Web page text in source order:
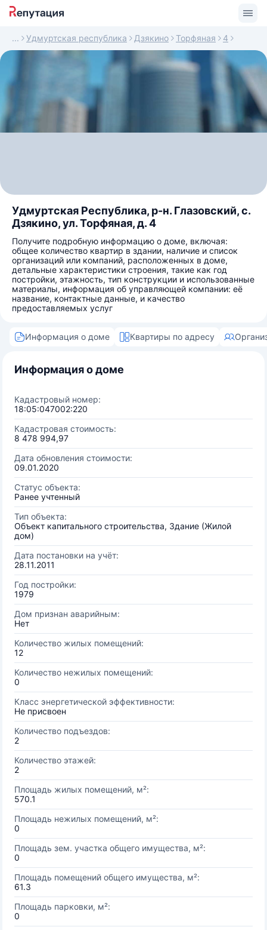
Удмуртская республика Дзякино Торфяная 4
Удмуртская Республика, р-н. Глазовский, с.
Дзякино, ул. Торфяная, д. 4
Получите подробную информацию о доме, включая:
общее количество квартир в здании, наличие и список
организаций или компаний, расположенных в доме,
детальные характеристики строения, такие как год
постройки, этажность, тип конструкции и использованные
материалы, информация об управляющей компании: её
название, контактные данные, и качество
предоставляемых услуг
Информация о доме Квартиры по адресу
Информация о доме
Кадастровый номер:
18:05:047002:220
Кадастровая стоимость:
8 478 994,97
Дата обновления стоимости:
09.01.2020
Статус объекта:
Ранее учтенный
Тип объекта:
Объект капитального строительства, Здание (Жилой
дом)
Дата постановки на учёт:
28.11.2011
Год постройки:
1979
Дом признан аварийным:
Нет
Количество жилых помещений:
12
Количество нежилых помещений:
0
Класс энергетической эффективности:
Не присвоен
Количество подъездов:
2
Количество этажей:
2
Площадь жилых помещений, м²:
570.1
Площадь нежилых помещений, м²:
0
Площадь зем. участка общего имущества, м²:
0
Площадь помещений общего имущества, м²:
61.3
Площадь парковки, м²:
0